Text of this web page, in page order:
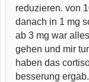
reduzieren. von
danach in 1 mg
ab 3 mg war
gehen und mir
haben das
besserung